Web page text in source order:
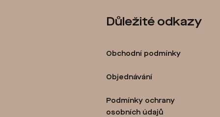
Důležité odkazy
Obchodní podmínky
Objednávání
Podmínky ochrany
osobních údajů